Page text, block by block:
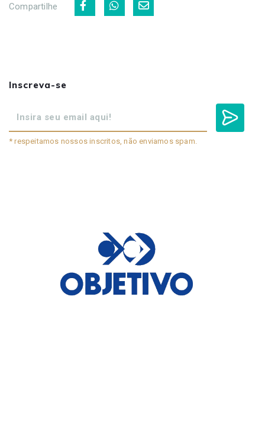
Compartilhe
Inscreva-se
* respeitamos nossos inscritos, não enviamos spam.